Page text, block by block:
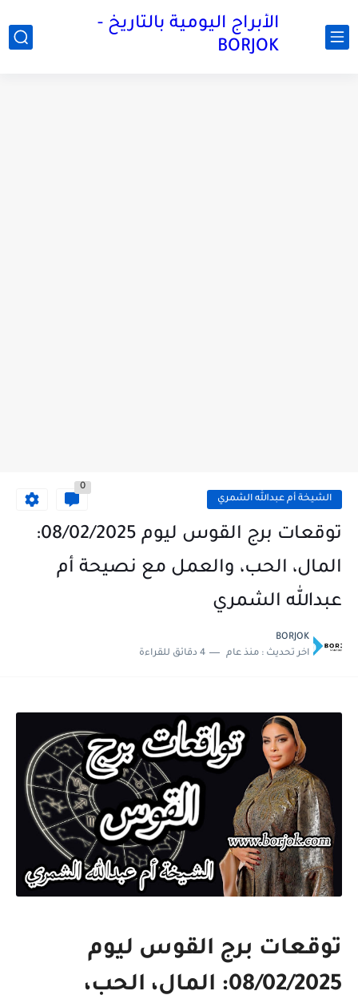
الأبراج اليومية بالتاريخ -
BORJOK
الشيخة أم عبدالله الشمري
0
توقعات برج القوس ليوم 08/02/2025:
المال، الحب، والعمل مع نصيحة أم
عبدالله الشمري
BORJOK
اخر تحديث : منذ عام 4 دقائق للقراءة
توقعات برج القوس ليوم
08/02/2025: المال، الحب،